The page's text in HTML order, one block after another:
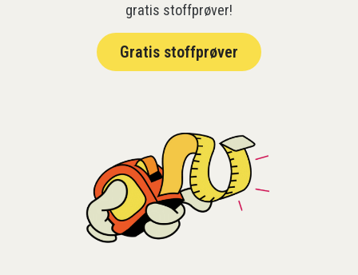
gratis stoffprøver!
Gratis stoffprøver